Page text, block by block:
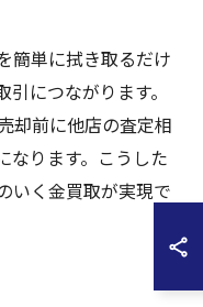
簡単に拭き取るだけ
につながります。
却前に他店の査定相
なります。こうした
いく金買取が実現で